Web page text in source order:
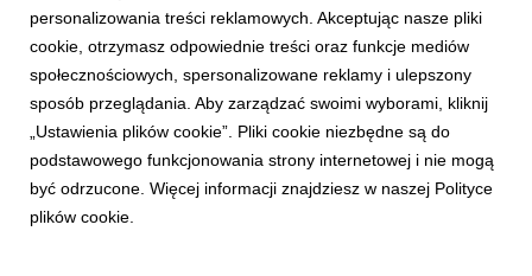
DLA ZDROWIA I DLA URODY
Śródziemnomorska w polskim wydaniu
25 maja 2023
Jednym z najzdrowszych modeli żywieniowych jest
„dieta śródziemnomorska”. Liczne badania naukowe
potwierdzają jej pozytywny wpływ na leczenie i
personalizowania treści reklamowych. Akceptując nasze pliki
cookie, otrzymasz odpowiednie treści oraz funkcje mediów
społecznościowych, spersonalizowane reklamy i ulepszony
sposób przeglądania. Aby zarządzać swoimi wyborami, kliknij
„Ustawienia plików cookie”. Pliki cookie niezbędne są do
podstawowego funkcjonowania strony internetowej i nie mogą
być odrzucone. Więcej informacji znajdziesz w naszej Polityce
plików cookie.